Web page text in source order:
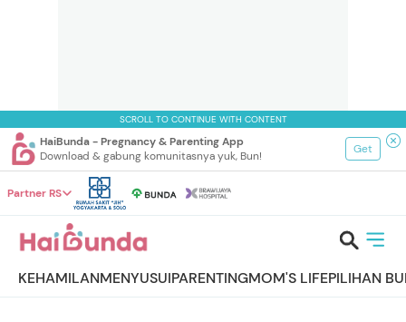
SCROLL TO CONTINUE WITH CONTENT
HaiBunda - Pregnancy & Parenting App
Download & gabung komunitasnya yuk, Bun!
Get
Partner RS
KEHAMILANMENYUSUIPARENTINGMOM'S LIFEPILIHAN